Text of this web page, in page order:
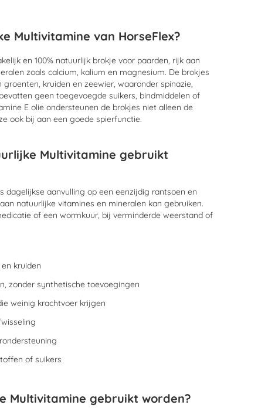
Multivitamine van HorseFlex?
en 100% natuurlijk brokje voor paarden, rijk aan
zoals calcium, kalium en magnesium. De brokjes
kruiden en zeewier, waaronder spinazie,
geen toegevoegde suikers, bindmiddelen of
E olie ondersteunen de brokjes niet alleen de
ook bij aan een goede spierfunctie.
Multivitamine gebruikt
dagelijkse aanvulling op een eenzijdig rantsoen en
natuurlijke vitamines en mineralen kan gebruiken.
of een wormkuur, bij verminderde weerstand of
kruiden
zonder synthetische toevoegingen
weinig krachtvoer krijgen
of suikers
Multivitamine gebruikt worden?